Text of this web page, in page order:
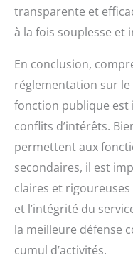
transparente et
à la fois souplesse et
En conclusion,
réglementation sur le
fonction publique est
conflits d’intérêts.
permettent aux
secondaires, il est
claires et
et l’intégrité du
la meilleure défense
cumul d’activités.